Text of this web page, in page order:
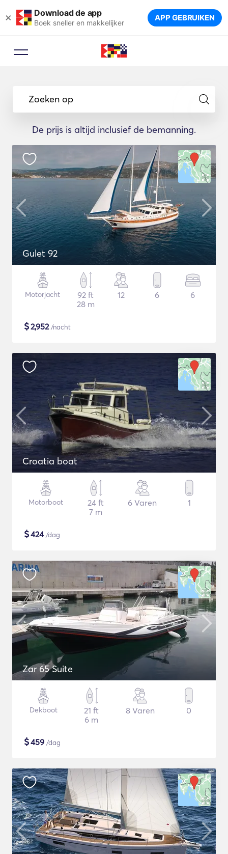
× Download de app
Boek sneller en makkelijker APP GEBRUIKEN
Zoeken op
De prijs is altijd inclusief de bemanning.
Gulet 92
Motorjacht
92 ft
28 m
12 6 6
$2,952/nacht
Croatia boat
Motorboot
24 ft
7 m
6 Varen 1
$424/dag
Zar 65 Suite
Dekboot
21 ft
6 m
8 Varen 0
$459 /dag